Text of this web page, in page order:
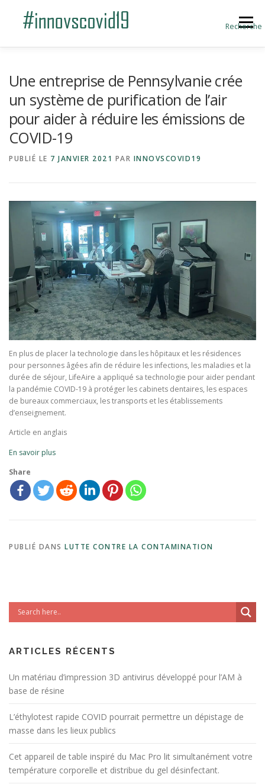
Recherche
Menu
SOUMETTRE UNE INNOVATION
Une entreprise de Pennsylvanie crée
un système de purification de l’air
pour aider à réduire les émissions de
COVID-19
PUBLIÉ LE 7 JANVIER 2021 PAR INNOVSCOVID19
En plus de placer la technologie dans les hôpitaux et les résidences
pour personnes âgées afin de réduire les infections, les maladies et la
durée de séjour, LifeAire a appliqué sa technologie pour aider pendant
la pandémie COVID-19 à protéger les cabinets dentaires, les espaces
de bureaux commerciaux, les transports et les établissements
d’enseignement.
Article en anglais
En savoir plus
Share
PUBLIÉ DANS LUTTE CONTRE LA CONTAMINATION
ARTICLES RÉCENTS
Un matériau d’impression 3D antivirus développé pour l’AM à
base de résine
L’éthylotest rapide COVID pourrait permettre un dépistage de
masse dans les lieux publics
Cet appareil de table inspiré du Mac Pro lit simultanément votre
température corporelle et distribue du gel désinfectant.